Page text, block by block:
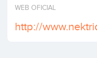
WEB OFICIAL
http://